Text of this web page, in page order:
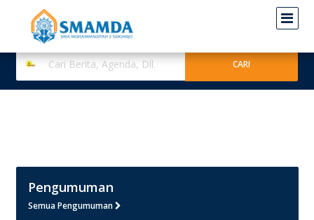
Pengumuman
Semua Pengumuman